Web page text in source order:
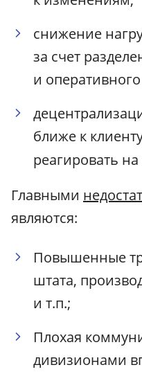
снижение
за счет
и
ближе к
реагировать
Главными
являются:
Повышенные
штата,
и т.п.;
Плохая
дивизионами